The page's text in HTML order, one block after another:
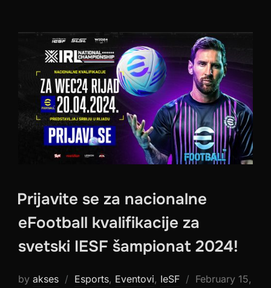
Prijavite se za nacionalne
eFootball kvalifikacije za
svetski IESF šampionat 2024!
by akses Esports, Eventovi, IeSF
Posted
February 15,